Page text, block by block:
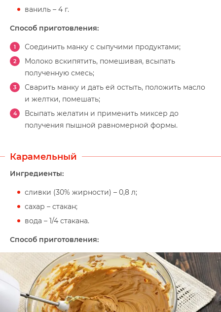
ваниль – 4 г.
Способ приготовления:
Соединить манку с сыпучими продуктами;
Молоко вскипятить, помешивая, всыпать
полученную смесь;
Сварить манку и дать ей остыть, положить масло
и желтки, помешать;
Всыпать желатин и применить миксер до
получения пышной равномерной формы.
Карамельный
Ингредиенты:
сливки (30% жирности) – 0,8 л;
сахар – стакан;
вода – 1/4 стакана.
Способ приготовления: